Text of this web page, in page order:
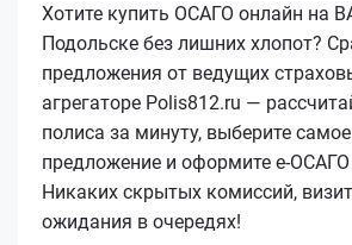
Хотите купить ОСАГО онлайн на
Подольске без лишних хлопот?
предложения от ведущих
агрегаторе Polis812.ru —
полиса за минуту, выберите
предложение и оформите
Никаких скрытых комиссий,
ожидания в очередях!